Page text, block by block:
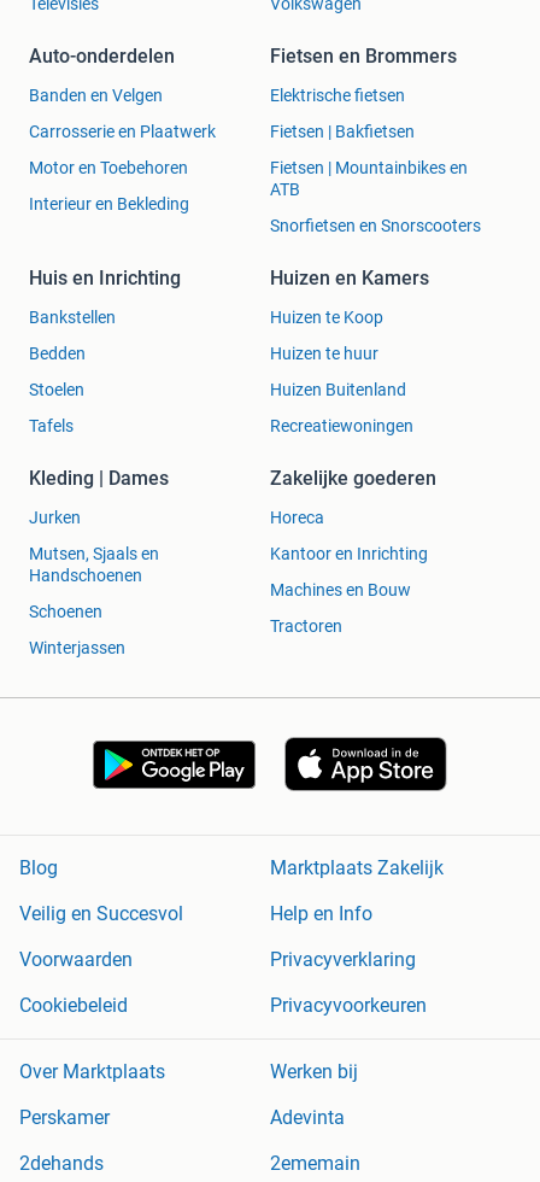
Televisies
Volkswagen
Auto-onderdelen
Banden en Velgen
Carrosserie en Plaatwerk
Motor en Toebehoren
Interieur en Bekleding
Fietsen en Brommers
Elektrische fietsen
Fietsen | Bakfietsen
Fietsen | Mountainbikes en
ATB
Snorfietsen en Snorscooters
Huis en Inrichting
Bankstellen
Bedden
Stoelen
Tafels
Huizen en Kamers
Huizen te Koop
Huizen te huur
Huizen Buitenland
Recreatiewoningen
Kleding | Dames
Jurken
Mutsen, Sjaals en
Handschoenen
Schoenen
Winterjassen
Zakelijke goederen
Horeca
Kantoor en Inrichting
Machines en Bouw
Tractoren
Blog
Marktplaats Zakelijk
Veilig en Succesvol
Help en Info
Voorwaarden
Privacyverklaring
Cookiebeleid
Privacyvoorkeuren
Over Marktplaats
Werken bij
Perskamer
Adevinta
2dehands
2ememain